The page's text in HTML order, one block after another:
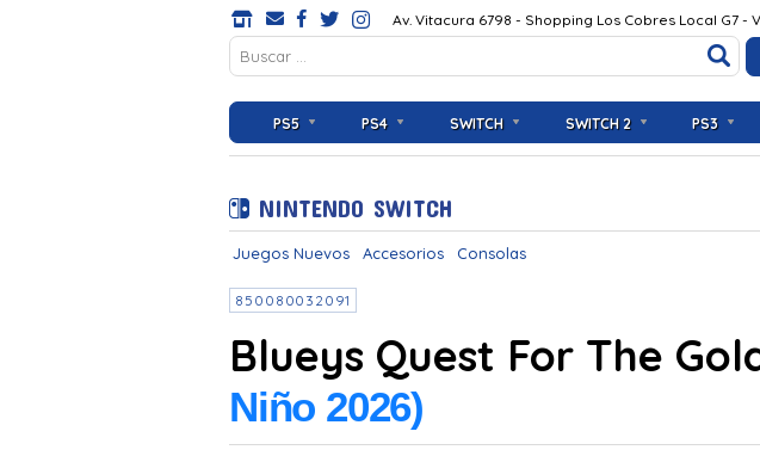
Av. Vitacura 6798 - Shopping Los Cobres Local G7 -
PS5 PS4 SWITCH SWITCH 2 PS3
NINTENDO SWITCH
Juegos Nuevos Accesorios Consolas
850080032091
Blueys Quest For The
Niño 2026)